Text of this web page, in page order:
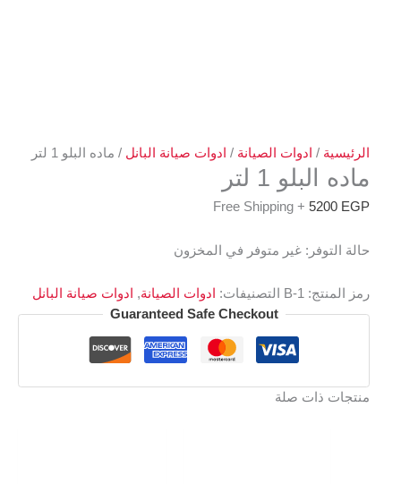
الرئيسية / ادوات الصيانة / ادوات صيانة البانل / ماده البلو 1 لتر
ماده البلو 1 لتر
5200 EGP
+ Free Shipping
حالة التوفر: غير متوفر في المخزون
رمز المنتج: B-1 التصنيفات: ادوات الصيانة,
ادوات صيانة البانل
Guaranteed Safe Checkout
منتجات ذات صلة